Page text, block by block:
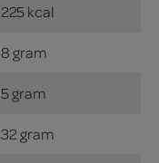
225 kcal
8 gram
5 gram
32 gram